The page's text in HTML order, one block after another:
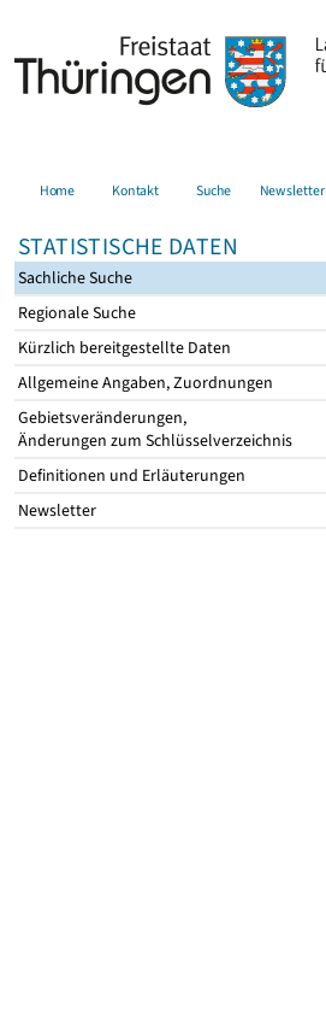
Home Kontakt Suche Newsletter
STATISTISCHE DATEN
Sachliche Suche
Regionale Suche
Kürzlich bereitgestellte Daten
Allgemeine Angaben, Zuordnungen
Gebietsveränderungen,
Änderungen zum Schlüsselverzeichnis
Definitionen und Erläuterungen
Newsletter